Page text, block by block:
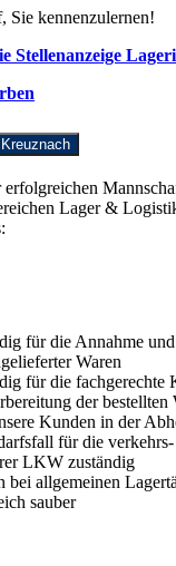
Sie kennenzulernen!
Stellenanzeige
Lager &
für die Annahme
Waren
für die fachgerechte
der bestellten
Kunden in der
für die
LKW zuständig
bei allgemeinen
sauber